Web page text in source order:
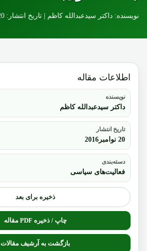
نویسنده: داکتر سیدعبدالله کاظم | تاریخ انتشار: 20 نوامبر2016
اطلاعات مقاله
نویسنده
داکتر سیدعبدالله کاظم
تاریخ انتشار
20 نوامبر2016
دسته‌بندی
فعالیت‌های سیاسی
ذخیره برای بعد
چاپ / ذخیره PDF مقاله
بازگشت به آرشیف مقالات